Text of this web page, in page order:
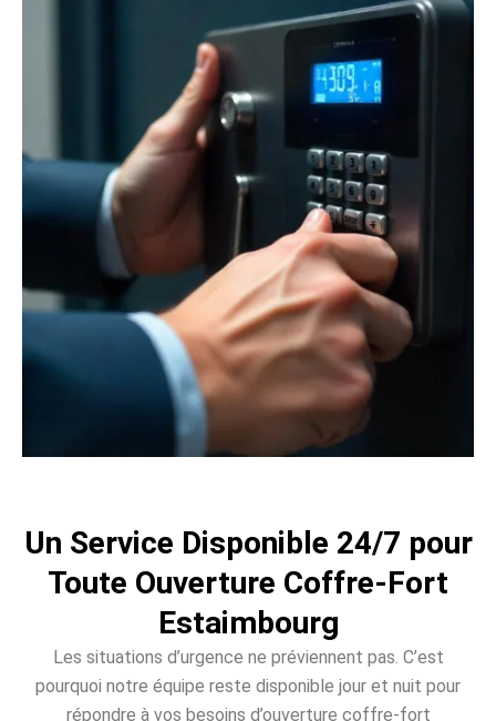
Un Service Disponible 24/7 pour
Toute Ouverture Coffre-Fort
Estaimbourg
Les situations d’urgence ne préviennent pas. C’est
pourquoi notre équipe reste disponible jour et nuit pour
répondre à vos besoins d’ouverture coffre-fort